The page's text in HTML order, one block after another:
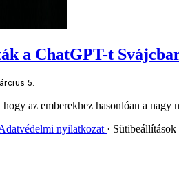
a ChatGPT-t
5.
az emberekhez hasonlóan a
nyilatkozat Sütibeállítások